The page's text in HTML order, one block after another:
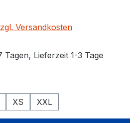
Versandkosten
Tagen, Lieferzeit 1-3 Tage
XS XXL